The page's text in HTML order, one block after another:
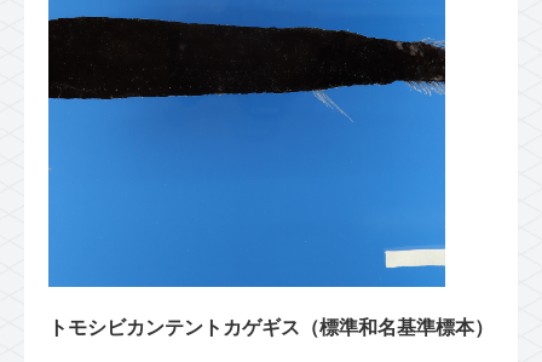
トモシビカンテントカゲギス（標準和名基準標本）